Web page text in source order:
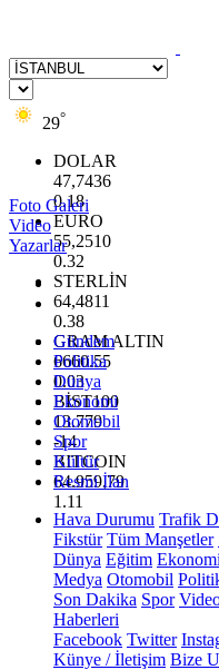
29°
DOLAR
47,7436
0.18
EURO
55,2510
0.32
STERLİN
64,4811
0.38
GRAM ALTIN
6660.55
0.03
BİST100
13.779
-14
BITCOIN
64.959,79
1.11
Foto Galeri
Video
Yazarlar
Gündem
Politika
Dünya
Ekonomi
Otomobil
Spor
Kültür
Resmi İlan
Hava Durumu Trafik
Fikstür Tüm Manşetler
Dünya Eğitim Ekonomi
Medya Otomobil
Son Dakika Spor
Haberleri
Facebook Twitter
Künye / İletişim Bize